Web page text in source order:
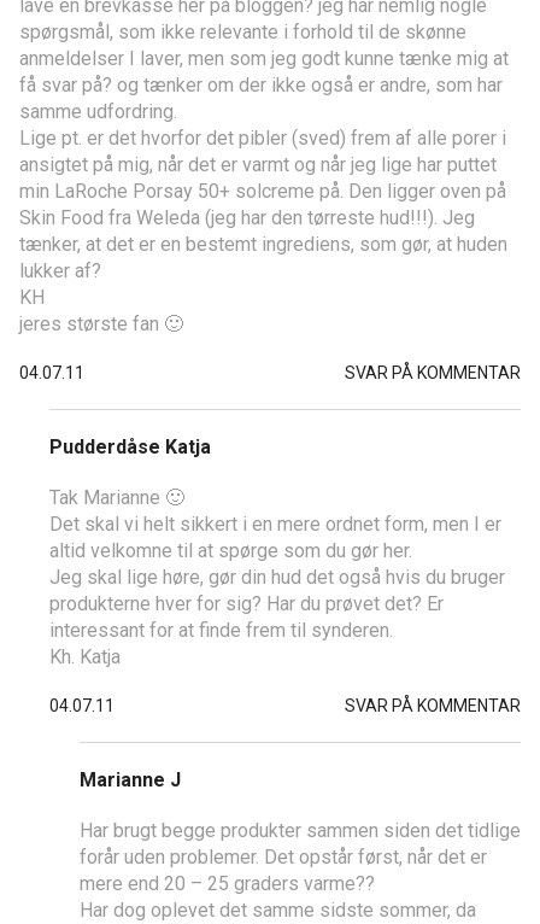
lave en brevkasse her på bloggen? jeg har nemlig nogle
spørgsmål, som ikke relevante i forhold til de skønne
anmeldelser I laver, men som jeg godt kunne tænke mig at
få svar på? og tænker om der ikke også er andre, som har
samme udfordring.
Lige pt. er det hvorfor det pibler (sved) frem af alle porer i
ansigtet på mig, når det er varmt og når jeg lige har puttet
min LaRoche Porsay 50+ solcreme på. Den ligger oven på
Skin Food fra Weleda (jeg har den tørreste hud!!!). Jeg
tænker, at det er en bestemt ingrediens, som gør, at huden
lukker af?
KH
jeres største fan 🙂
04.07.11 SVAR PÅ KOMMENTAR
Pudderdåse Katja
Tak Marianne 🙂
Det skal vi helt sikkert i en mere ordnet form, men I er
altid velkomne til at spørge som du gør her.
Jeg skal lige høre, gør din hud det også hvis du bruger
produkterne hver for sig? Har du prøvet det? Er
interessant for at finde frem til synderen.
Kh. Katja
04.07.11 SVAR PÅ KOMMENTAR
Marianne J
Har brugt begge produkter sammen siden det tidlige
forår uden problemer. Det opstår først, når det er
mere end 20 – 25 graders varme??
Har dog oplevet det samme sidste sommer, da